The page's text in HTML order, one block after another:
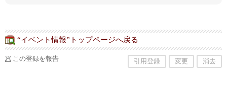
“イベント情報”トップページへ戻る
この登録を報告 引用登録 変更 消去